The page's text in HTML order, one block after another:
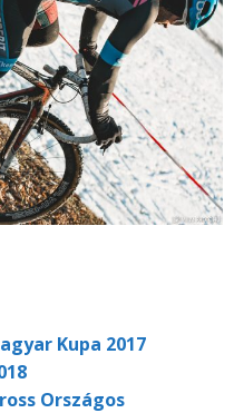
Kupa 2017
Országos